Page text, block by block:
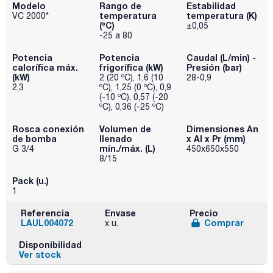
Modelo
VC 2000*
Rango de
temperatura
(ºC)
-25 a 80
Estabilidad
temperatura (K)
±0,05
Potencia
calorífica máx.
(kW)
2,3
Potencia
frigorífica (kW)
2 (20 ºC), 1,6 (10
ºC), 1,25 (0 ºC), 0,9
(-10 ºC), 0,57 (-20
ºC), 0,36 (-25 ºC)
Caudal (L/min) -
Presión (bar)
28-0,9
Rosca conexión
de bomba
G 3/4
Volumen de
llenado
mín./máx. (L)
8/15
Dimensiones An
x Al x Pr (mm)
450x650x550
Pack (u.)
1
Referencia
LAUL004072
Envase
x u.
Precio
Comprar
Disponibilidad
Ver stock